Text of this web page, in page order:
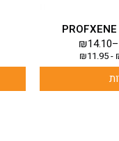
₪14.10–
-
₪11.95